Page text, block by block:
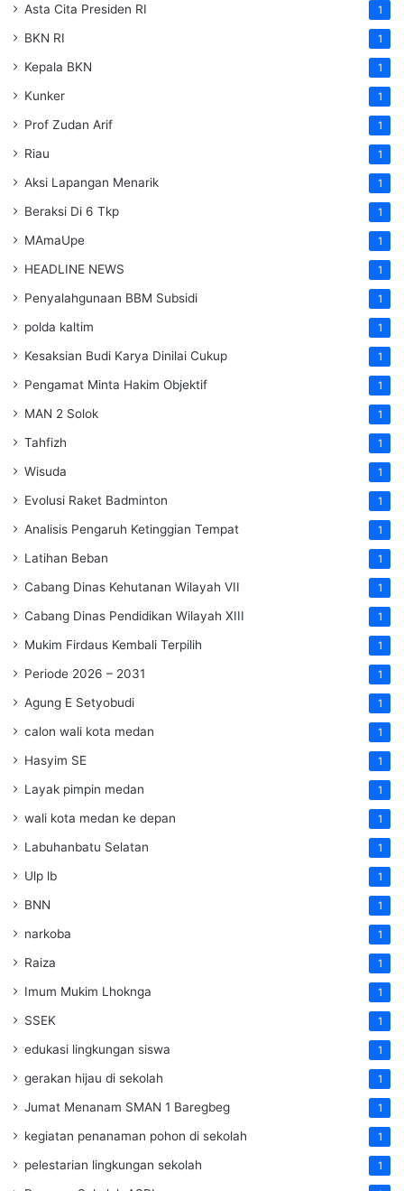
Asta Cita Presiden RI 1
BKN RI 1
Kepala BKN 1
Kunker 1
Prof Zudan Arif 1
Riau 1
Aksi Lapangan Menarik 1
Beraksi Di 6 Tkp 1
MAmaUpe 1
HEADLINE NEWS 1
Penyalahgunaan BBM Subsidi 1
polda kaltim 1
Kesaksian Budi Karya Dinilai Cukup 1
Pengamat Minta Hakim Objektif 1
MAN 2 Solok 1
Tahfizh 1
Wisuda 1
Evolusi Raket Badminton 1
Analisis Pengaruh Ketinggian Tempat 1
Latihan Beban 1
Cabang Dinas Kehutanan Wilayah VII 1
Cabang Dinas Pendidikan Wilayah XIII 1
Mukim Firdaus Kembali Terpilih 1
Periode 2026 – 2031 1
Agung E Setyobudi 1
calon wali kota medan 1
Hasyim SE 1
Layak pimpin medan 1
wali kota medan ke depan 1
Labuhanbatu Selatan 1
Ulp lb 1
BNN 1
narkoba 1
Raiza 1
Imum Mukim Lhoknga 1
SSEK 1
edukasi lingkungan siswa 1
gerakan hijau di sekolah 1
Jumat Menanam SMAN 1 Baregbeg 1
kegiatan penanaman pohon di sekolah 1
pelestarian lingkungan sekolah 1